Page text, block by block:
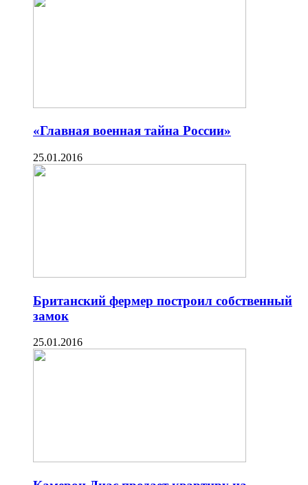
«Главная военная тайна России»
25.01.2016
Британский фермер построил собственный
замок
25.01.2016